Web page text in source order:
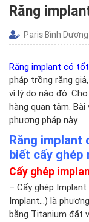
Răng
Paris Bình Dương
Răng implant có
pháp trồng răng
vì lý do nào đó.
hàng quan tâm.
phương pháp này.
Răng implant
biết cấy ghép
Cấy ghép
– Cấy ghép Implant
Implant…) là
bằng Titanium đặt